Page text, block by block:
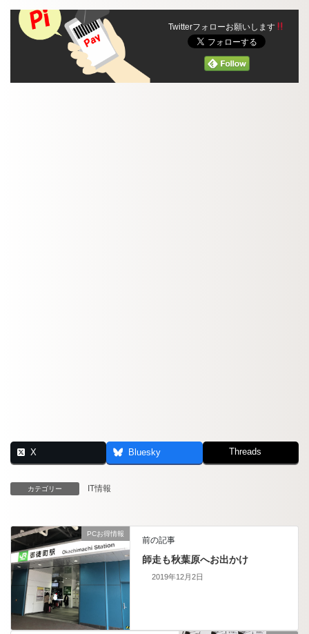
Twitterフォローお願いします
X Bluesky Threads
カテゴリー IT情報
PCお得情報
前の記事
師走も秋葉原へお出かけ
2019年12月2日